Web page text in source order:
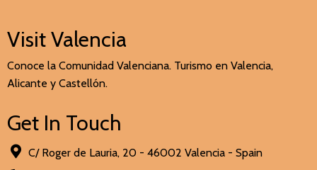
Visit Valencia
Conoce la Comunidad Valenciana. Turismo en Valencia,
Alicante y Castellón.
Get In Touch
C/ Roger de Lauria, 20 - 46002 Valencia - Spain